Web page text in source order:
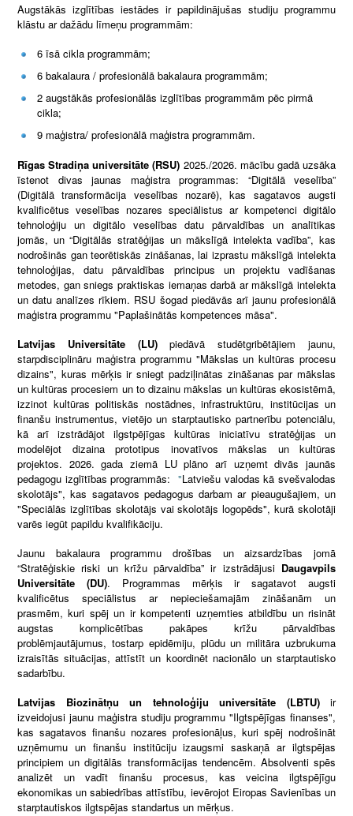
Augstākās izglītības iestādes ir papildinājušas studiju programmu
klāstu ar dažādu līmeņu programmām:
6 īsā cikla programmām;
6 bakalaura / profesionālā bakalaura programmām;
2 augstākās profesionālās izglītības programmām pēc pirmā
cikla;
9 maģistra/ profesionālā maģistra programmām.
Rīgas Stradiņa universitāte (RSU) 2025./2026. mācību gadā uzsāka
īstenot divas jaunas maģistra programmas: “Digitālā veselība”
(Digitālā transformācija veselības nozarē), kas sagatavos augsti
kvalificētus veselības nozares speciālistus ar kompetenci digitālo
tehnoloģiju un digitālo veselības datu pārvaldības un analītikas
jomās, un “Digitālās stratēģijas un mākslīgā intelekta vadība”, kas
nodrošinās gan teorētiskās zināšanas, lai izprastu mākslīgā intelekta
tehnoloģijas, datu pārvaldības principus un projektu vadīšanas
metodes, gan sniegs praktiskas iemaņas darbā ar mākslīgā intelekta
un datu analīzes rīkiem. RSU šogad piedāvās arī jaunu profesionālā
maģistra programmu "Paplašinātās kompetences māsa".
Latvijas Universitāte (LU)piedāvā studētgribētājiem jaunu,
starpdisciplināru maģistra programmu "Mākslas un kultūras procesu
dizains", kuras mērķis ir sniegt padziļinātas zināšanas par mākslas
un kultūras procesiem un to dizainu mākslas un kultūras ekosistēmā,
izzinot kultūras politiskās nostādnes, infrastruktūru, institūcijas un
finanšu instrumentus, vietējo un starptautisko partnerību potenciālu,
kā arī izstrādājot ilgstpējīgas kultūras iniciatīvu stratēģijas un
modelējot dizaina prototipus inovatīvos mākslas un kultūras
projektos. 2026. gada ziemā LU plāno arī uzņemt divās jaunās
pedagogu izglītības programmās: "Latviešu valodas kā svešvalodas
skolotājs", kas sagatavos pedagogus darbam ar pieaugušajiem, un
"Speciālās izglītības skolotājs vai skolotājs logopēds", kurā skolotāji
varēs iegūt papildu kvalifikāciju.
Jaunu bakalaura programmu drošības un aizsardzības jomā
“Stratēģiskie riski un krīžu pārvaldība” ir izstrādājusi Daugavpils
Universitāte (DU). Programmas mērķis ir sagatavot augsti
kvalificētus speciālistus ar nepieciešamajām zināšanām un
prasmēm, kuri spēj un ir kompetenti uzņemties atbildību un risināt
augstas komplicētības pakāpes krīžu pārvaldības
problēmjautājumus, tostarp epidēmiju, plūdu un militāra uzbrukuma
izraisītās situācijas, attīstīt un koordinēt nacionālo un starptautisko
sadarbību.
Latvijas Biozinātņu un tehnoloģiju universitāte (LBTU) ir
izveidojusi jaunu maģistra studiju programmu "Ilgtspējīgas finanses",
kas sagatavos finanšu nozares profesionāļus, kuri spēj nodrošināt
uzņēmumu un finanšu institūciju izaugsmi saskaņā ar ilgtspējas
principiem un digitālās transformācijas tendencēm. Absolventi spēs
analizēt un vadīt finanšu procesus, kas veicina ilgtspējīgu
ekonomikas un sabiedrības attīstību, ievērojot Eiropas Savienības un
starptautiskos ilgtspējas standartus un mērķus.